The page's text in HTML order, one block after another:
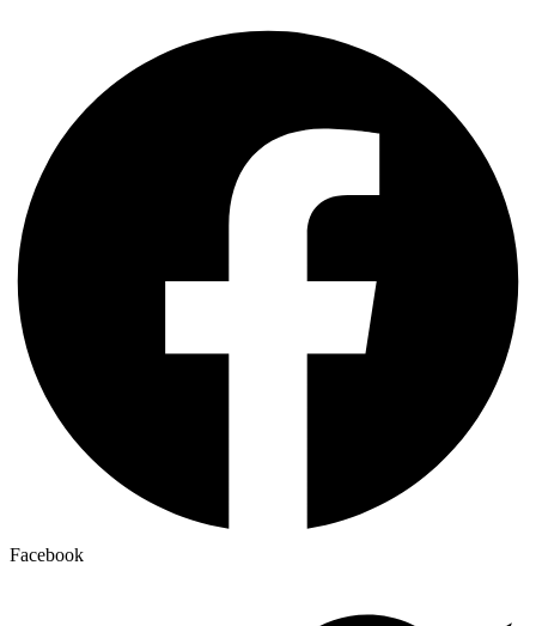
Facebook